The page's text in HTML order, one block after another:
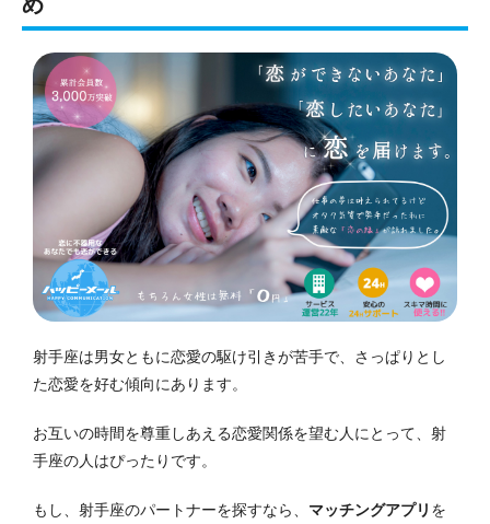
射手座は男女ともに恋愛の駆け引きが苦手で、さっぱりとし
た恋愛を好む傾向にあります。
お互いの時間を尊重しあえる恋愛関係を望む人にとって、射
手座の人はぴったりです。
もし、射手座のパートナーを探すなら、 マッチングアプリ を